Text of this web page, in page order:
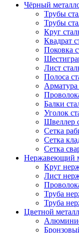
Чёрный
Трубы
Трубы
Круг
Квадрат
Поковка
Лист
Полоса
Арматура
Балки
Уголок
Швеллер
Сетка
Сетка
Сетка
Нержавеющий
Круг
Лист
Труба
Труба
Цветной металл